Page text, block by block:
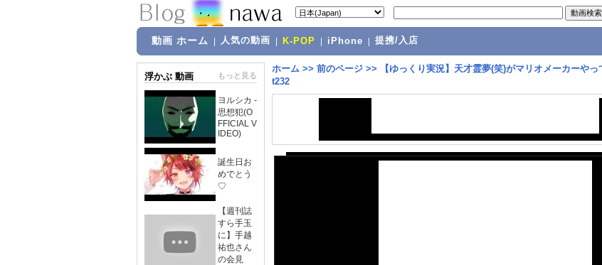
動画 ホーム 人気の動画 K-POP iPhone 提携/入店
浮かぶ 動画 もっと見る
ヨルシカ -
思想犯(O
FFICIAL V
IDEO)
誕生日お
めでとう
♡
【週刊誌
すら手玉
に】手越
祐也さん
の会見
ホーム >> 前のページ >>
【ゆっくり実況】天才霊夢(笑)がマリオメーカーや
t232